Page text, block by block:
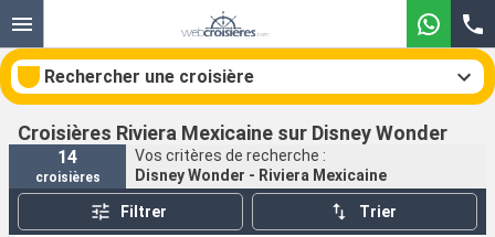
Rechercher une croisière
Nos destinations
Croisières Riviera Mexicaine sur Disney Wonder
14
croisières
Vos critères de recherche :
Disney Wonder - Riviera Mexicaine
Filtrer Trier